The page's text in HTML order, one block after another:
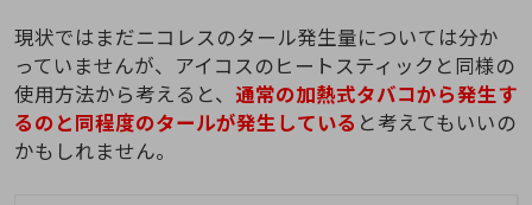
現状ではまだニコレスのタール発生量については分か
っていませんが、アイコスのヒートスティックと同様の
使用方法から考えると、 通常の加熱式タバコから発生す
るのと同程度のタールが発生している と考えてもいいの
かもしれません。